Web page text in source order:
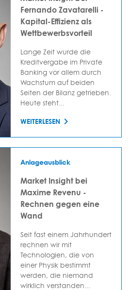
Fernando Zavatarelli -
Kapital-Effizienz als
Wettbewerbsvorteil
Lange Zeit wurde die
Kreditvergabe im Private
Banking vor allem durch
Wachstum auf beiden
Seiten der Bilanz getrieben.
Heute steht...
WEITERLESEN
Anlageausblick
Market Insight bei
Maxime Revenu -
Rechnen gegen eine
Wand
Seit fast einem Jahrhundert
rechnen wir mit
Technologien, die von
einer Physik bestimmt
werden, die niemand
wirklich verstanden...